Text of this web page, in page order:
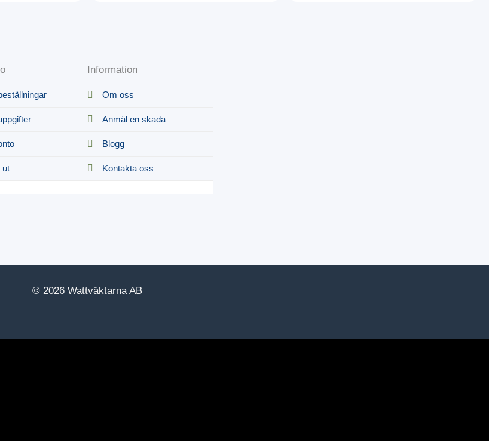
ut
Information
Om oss
Anmäl en skada
Blogg
Kontakta oss
© 2026 Wattväktarna AB